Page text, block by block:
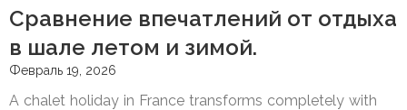
Сравнение впечатлений от отдыха
в шале летом и зимой.
Февраль 19, 2026
A chalet holiday in France transforms completely with